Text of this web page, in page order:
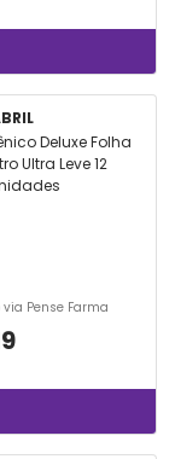
Deluxe Folha
Ultra Leve 12
via Pense Farma